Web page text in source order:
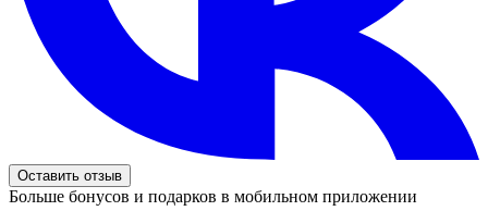
Оставить отзыв
Больше бонусов и подарков в мобильном приложении